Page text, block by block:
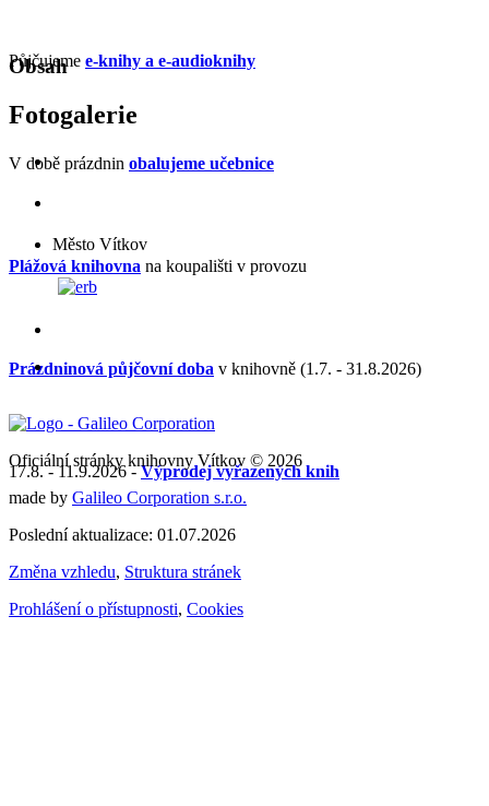
Půjčujeme e-knihy a e-audioknihy
V době prázdnin obalujeme učebnice
Plážová knihovna na koupališti v provozu
Prázdninová půjčovní doba v knihovně (1.7. - 31.8.2026)
17.8. - 11.9.2026 -Výprodej vyřazených knih
Obsah
Fotogalerie
Město Vítkov
Oficiální stránky knihovny Vítkov © 2026
made by Galileo Corporation s.r.o.
Poslední aktualizace: 01.07.2026
Změna vzhledu, Struktura stránek
Prohlášení o přístupnosti, Cookies